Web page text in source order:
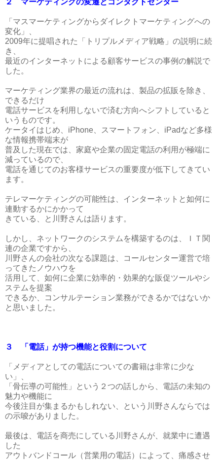
「マスマーケティングからダイレクトマーケティングへの
変化」、
2009年に提唱された「トリプルメディア戦略」の説明に続
き、
最近のインターネットによる顧客サービスの事例の解説で
した。
マーケティング業界の最近の流れは、製品の拡販を除き、
できるだけ
電話サービスを利用しないで済む方向へシフトしていると
いうものです。
ケータイはじめ、iPhone、スマートフォン、iPadなど多様
な情報携帯端末が
普及した現在では、家庭や企業の固定電話の利用が極端に
減っているので、
電話を通じてのお客様サービスの重要度が低下してきてい
ます。
テレマーケティングの可能性は、インターネットと如何に
連動するかにかかって
きている、と川野さんは語ります。
しかし、ネットワークのシステムを構築するのは、ＩＴ関
連の企業ですから、
川野さんの会社の次なる課題は、コールセンター運営で培
ってきたノウハウを
活用して、如何に企業に効率的・効果的な販促ツールやシ
ステムを提案
できるか、コンサルテーション業務ができるかではないか
と思いました。
３ 「電話」が持つ機能と役割について
「メディアとしての電話についての書籍は非常に少な
い」、
「骨伝導の可能性」という２つの話しから、電話の未知の
魅力や機能に
今後注目が集まるかもしれない、という川野さんならでは
の示唆がありました。
最後は、電話を商売にしている川野さんが、就業中に遭遇
した
アウトバンドコール（営業用の電話）によって、痛感させ